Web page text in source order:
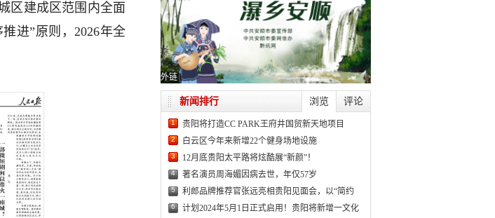
区建成区范围内全面
进”原则，2026年全
外链
浏览 评论
新闻排行
1 贵阳将打造CC PARK王府井国贸新天地项目
2 白云区今年来新增22个健身场地设施
3 12月底贵阳太平路将炫酷展“新颜”！
4 著名演员周海媚因病去世，年仅57岁
5 利郎品牌推荐官张远亮相贵阳见面会，以“简约
6 计划2024年5月1日正式启用！贵阳将新增一文化